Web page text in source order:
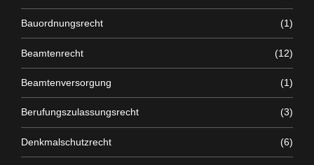
Bauordnungsrecht (1)
Beamtenrecht (12)
Beamtenversorgung (1)
Berufungszulassungsrecht (3)
Denkmalschutzrecht (6)